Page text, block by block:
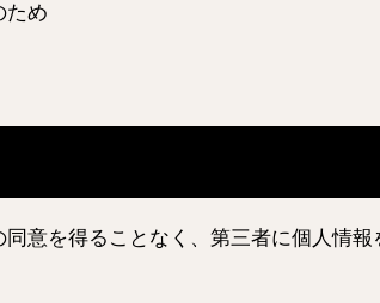
ため
意を得ることなく、第三者に個人情